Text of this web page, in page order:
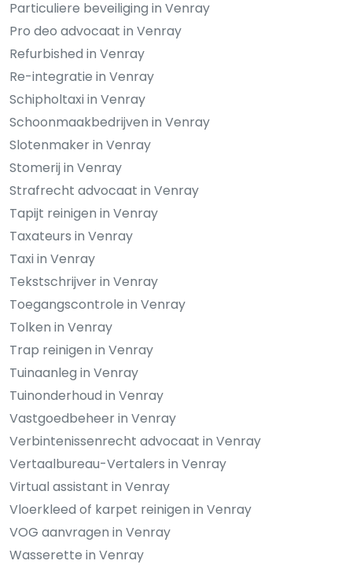
Particuliere beveiliging in Venray
Pro deo advocaat in Venray
Refurbished in Venray
Re-integratie in Venray
Schipholtaxi in Venray
Schoonmaakbedrijven in Venray
Slotenmaker in Venray
Stomerij in Venray
Strafrecht advocaat in Venray
Tapijt reinigen in Venray
Taxateurs in Venray
Taxi in Venray
Tekstschrijver in Venray
Toegangscontrole in Venray
Tolken in Venray
Trap reinigen in Venray
Tuinaanleg in Venray
Tuinonderhoud in Venray
Vastgoedbeheer in Venray
Verbintenissenrecht advocaat in Venray
Vertaalbureau-Vertalers in Venray
Virtual assistant in Venray
Vloerkleed of karpet reinigen in Venray
VOG aanvragen in Venray
Wasserette in Venray